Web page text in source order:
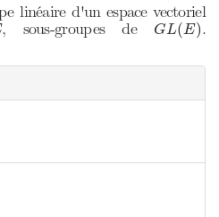
linéaire d'un espace vectoriel
, sous-groupes de GL(E)
GL(E).